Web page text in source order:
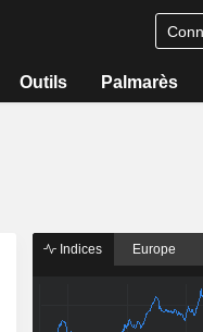
Outils Palmarès
Indices Europe